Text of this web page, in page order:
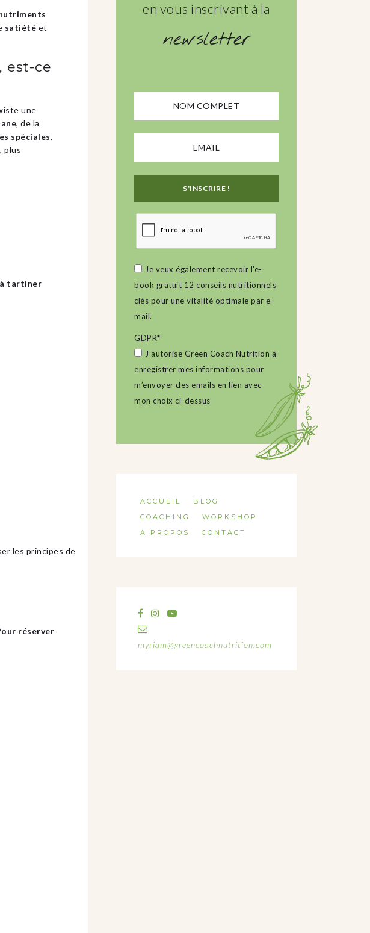
satiété et
est-ce
une
, de la
spéciales,
, plus
tartiner
les principes de
réserver
en vous inscrivant à la
newsletter
Je veux également recevoir l'e-
book gratuit 12 conseils nutritionnels
clés pour une vitalité optimale par e-
mail.
GDPR*
J’autorise Green Coach Nutrition à
enregistrer mes informations pour
m’envoyer des emails en lien avec
mon choix ci-dessus
ACCUEIL
BLOG
COACHING
WORKSHOP
A PROPOS
CONTACT
myriam@greencoachnutrition.com